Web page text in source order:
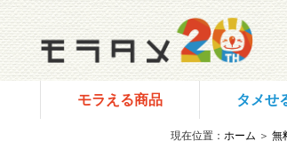
モラえる商品 タメせ
現在位置： ホーム ＞ 無